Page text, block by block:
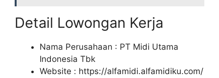
Detail Lowongan Kerja
Nama Perusahaan : PT Midi Utama
Indonesia Tbk
Website : https://alfamidi.alfamidiku.com/